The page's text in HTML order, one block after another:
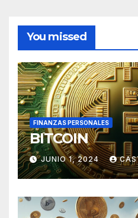
You missed
FINANZAS PERSONALES
BITCOIN
JUNIO 1, 2024